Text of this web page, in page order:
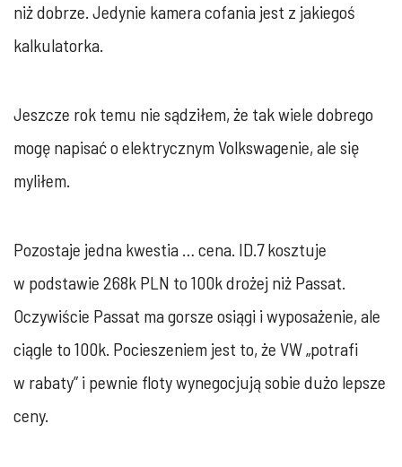
niż dobrze. Jedynie kamera cofania jest z jakiegoś
kalkulatorka.
Jeszcze rok temu nie sądziłem, że tak wiele dobrego
mogę napisać o elektrycznym Volkswagenie, ale się
myliłem.
Pozostaje jedna kwestia … cena. ID.7 kosztuje
w podstawie 268k PLN to 100k drożej niż Passat.
Oczywiście Passat ma gorsze osiągi i wyposażenie, ale
ciągle to 100k. Pocieszeniem jest to, że VW „potrafi
w rabaty” i pewnie floty wynegocjują sobie dużo lepsze
ceny.